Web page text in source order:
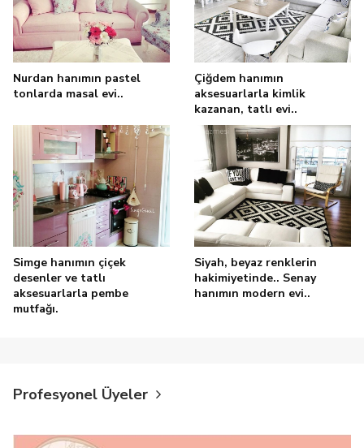
Nurdan hanımın pastel
tonlarda masal evi..
Çiğdem hanımın
aksesuarlarla kimlik
kazanan, tatlı evi..
Simge hanımın çiçek
desenler ve tatlı
aksesuarlarla pembe
mutfağı.
Siyah, beyaz renklerin
hakimiyetinde.. Senay
hanımın modern evi..
Profesyonel Üyeler